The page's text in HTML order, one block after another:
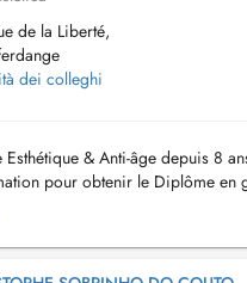
de la Liberté,
dei colleghi
Esthétique & Anti-âge depuis 8
pour obtenir le Diplôme
actes suivants : - É...